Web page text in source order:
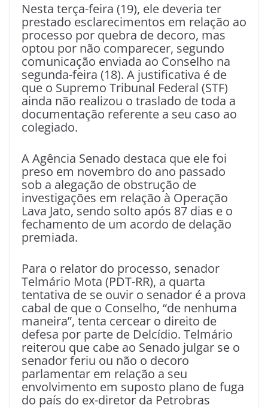
Nesta terça-feira (19), ele deveria ter
prestado esclarecimentos em relação ao
processo por quebra de decoro, mas
optou por não comparecer, segundo
comunicação enviada ao Conselho na
segunda-feira (18). A justificativa é de
que o Supremo Tribunal Federal (STF)
ainda não realizou o traslado de toda a
documentação referente a seu caso ao
colegiado.
A Agência Senado destaca que ele foi
preso em novembro do ano passado
sob a alegação de obstrução de
investigações em relação à Operação
Lava Jato, sendo solto após 87 dias e o
fechamento de um acordo de delação
premiada.
Para o relator do processo, senador
Telmário Mota (PDT-RR), a quarta
tentativa de se ouvir o senador é a prova
cabal de que o Conselho, “de nenhuma
maneira”, tenta cercear o direito de
defesa por parte de Delcídio. Telmário
reiterou que cabe ao Senado julgar se o
senador feriu ou não o decoro
parlamentar em relação a seu
envolvimento em suposto plano de fuga
do país do ex-diretor da Petrobras